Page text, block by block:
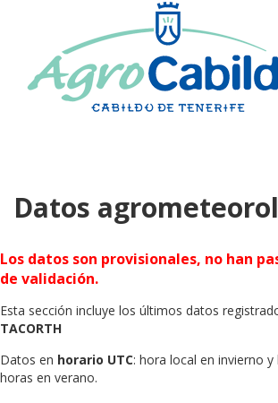
Datos
Los datos son provisionales, no han
de validación.
Esta sección incluye los últimos datos
TACORTH
Datos en horario UTC: hora local en invierno
horas en verano.
AGROCABILDO
RIEGO
AGROMETEOROLOGÍA
PUBLICACIONES